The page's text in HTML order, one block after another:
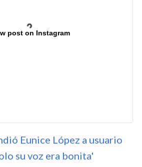
post on Instagram
Eunice López a usuario
su voz era bonita'